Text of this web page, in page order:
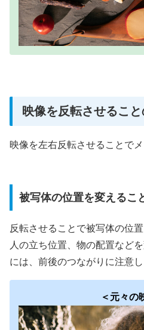
映像を反転させること
映像を左右反転させることで
被写体の位置を変えるこ
反転させることで被写体の位
人の立ち位置、物の配置など
には、前後のつながりに注意し
＜元々の